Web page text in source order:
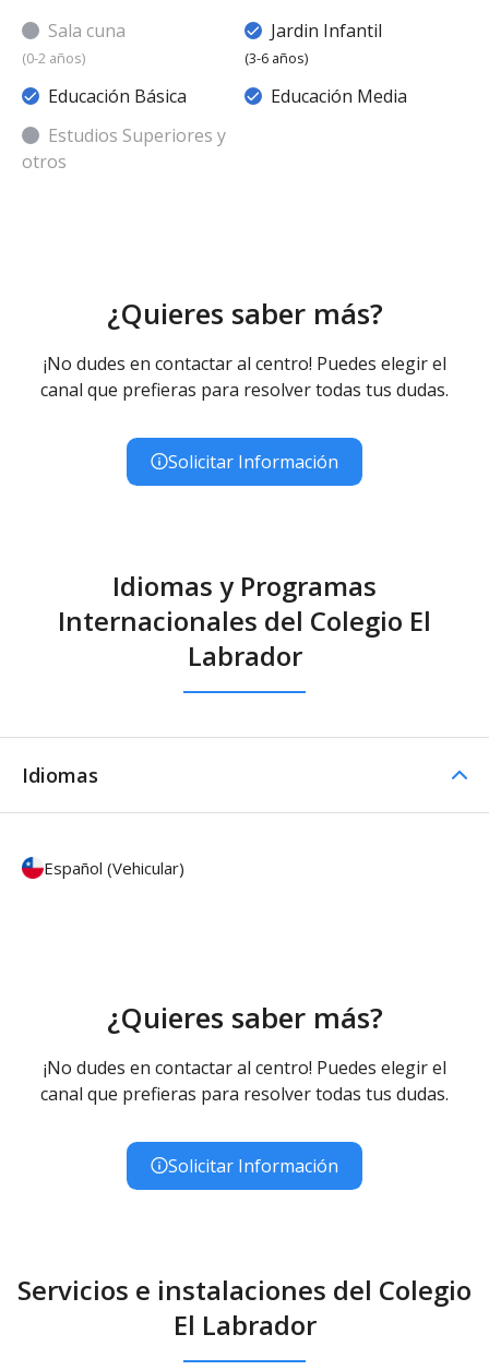
Sala cuna
(0-2 años)
Jardin Infantil
(3-6 años)
Educación Básica
Educación Media
Estudios Superiores y
otros
¿Quieres saber más?
¡No dudes en contactar al centro! Puedes elegir el
canal que prefieras para resolver todas tus dudas.
Solicitar Información
Idiomas y Programas
Internacionales del Colegio El
Labrador
Idiomas
Español (Vehicular)
¿Quieres saber más?
¡No dudes en contactar al centro! Puedes elegir el
canal que prefieras para resolver todas tus dudas.
Solicitar Información
Servicios e instalaciones del Colegio
El Labrador